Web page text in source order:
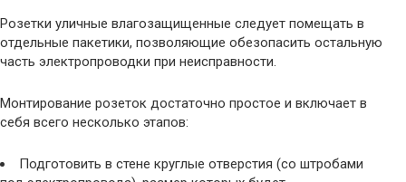
Розетки уличные влагозащищенные следует помещать в
отдельные пакетики, позволяющие обезопасить остальную
часть электропроводки при неисправности.
Монтирование розеток достаточно простое и включает в
себя всего несколько этапов:
Подготовить в стене круглые отверстия (со штробами